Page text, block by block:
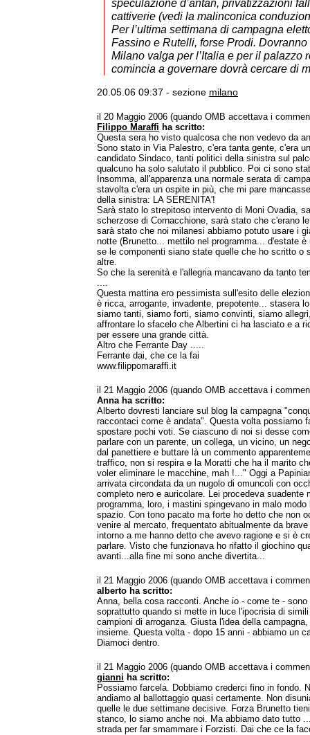
speculazione d’antan, privatizzazioni
cattiverie (vedi la malinconica
Per l’ultima settimana di campagna
Fassino e Rutelli, forse Prodi.
Milano valga per l’Italia e per il palazzo
comincia a governare dovrà cercare di
20.05.06 09:37 - sezione milano
il 20 Maggio 2006 (quando OMB accettava i
Filippo Maraffi ha scritto:
Questa sera ho visto qualcosa che non vedevo da
Sono stato in Via Palestro, c'era tanta gente, c'era
candidato Sindaco, tanti politici della sinistra sul
qualcuno ha solo salutato il pubblico. Poi ci sono
Insomma, all'apparenza una normale serata di
stavolta c'era un ospite in più, che mi pare
della sinistra: LA SERENITA'!
Sarà stato lo strepitoso intervento di Moni Ovadia,
scherzose di Cornacchione, sarà stato che c'erano
sarà stato che noi milanesi abbiamo potuto usare i
notte (Brunetto... mettilo nel programma... d'estate è
se le componenti siano state quelle che ho scritto o
altre.
So che la serenità e l'allegria mancavano da tanto
....
Questa mattina ero pessimista sull'esito delle
è ricca, arrogante, invadente, prepotente... stasera
siamo tanti, siamo forti, siamo convinti, siamo
affrontare lo sfacelo che Albertini ci ha lasciato e a
per essere una grande città.
Altro che Ferrante Day .....
Ferrante dai, che ce la fai
www.filippomaraffi.it
il 21 Maggio 2006 (quando OMB accettava i
Anna ha scritto:
Alberto dovresti lanciare sul blog la campagna
raccontaci come è andata". Questa volta possiamo
spostare pochi voti. Se ciascuno di noi si desse
parlare con un parente, un collega, un vicino, un
dal panettiere e buttare là un commento
traffico, non si respira e la Moratti che ha il marito
voler eliminare le macchine, mah !..." Oggi a
arrivata circondata da un nugolo di omuncoli con
completo nero e auricolare. Lei procedeva suadente
programma, loro, i mastini spingevano in malo
spazio. Con tono pacato ma forte ho detto che non
venire al mercato, frequentato abitualmente da
intorno a me hanno detto che avevo ragione e si è
parlare. Visto che funzionava ho rifatto il giochino
avanti...alla fine mi sono anche divertita...
il 21 Maggio 2006 (quando OMB accettava i
alberto ha scritto:
Anna, bella cosa racconti. Anche io - come te -
soprattutto quando si mette in luce l'ipocrisia di
campioni di arroganza. Giusta l'idea della
insieme. Questa volta - dopo 15 anni - abbiamo un
Diamoci dentro.
il 21 Maggio 2006 (quando OMB accettava i
gianni ha scritto:
Possiamo farcela. Dobbiamo crederci fino in fondo.
andiamo al ballottaggio quasi certamente. Non
quelle le due settimane decisive. Forza Brunetto
stanco, lo siamo anche noi. Ma abbiamo dato tutto
strada per far smammare i Forzisti. Dai che ce la